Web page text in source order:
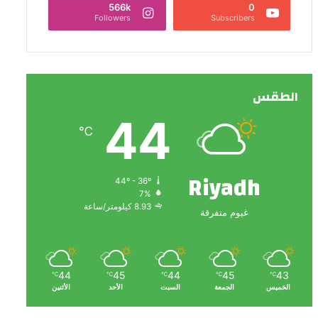
0
Subscribers
566k
Followers
الطقس
Riyadh
غيوم متفرقة
44
℃
44º - 36º
7%
8.93 كيلومتر/ساعة
43
℃
الخميس
45
℃
الجمعة
44
℃
السبت
45
℃
الأحد
44
℃
الأثنين